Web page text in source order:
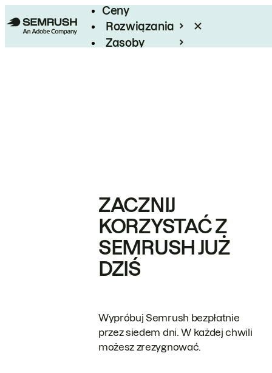
Ceny
Rozwiązania
Zasoby
ZACZNIJ
KORZYSTAĆ Z
SEMRUSH JUŻ
DZIŚ
Wypróbuj Semrush bezpłatnie
przez siedem dni. W każdej chwili
możesz zrezygnować.